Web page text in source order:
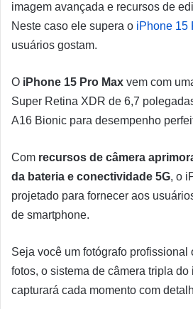
imagem avançada e recursos de
Neste caso ele supera o iPhone 15
usuários gostam.
O iPhone 15 Pro Max vem com
Super Retina XDR de 6,7
A16 Bionic para desempenho
Com recursos de câmera
da bateria e conectividade 5G, o
projetado para fornecer aos
de smartphone.
Seja você um fotógrafo profissional
fotos, o sistema de câmera tripla
capturará cada momento com